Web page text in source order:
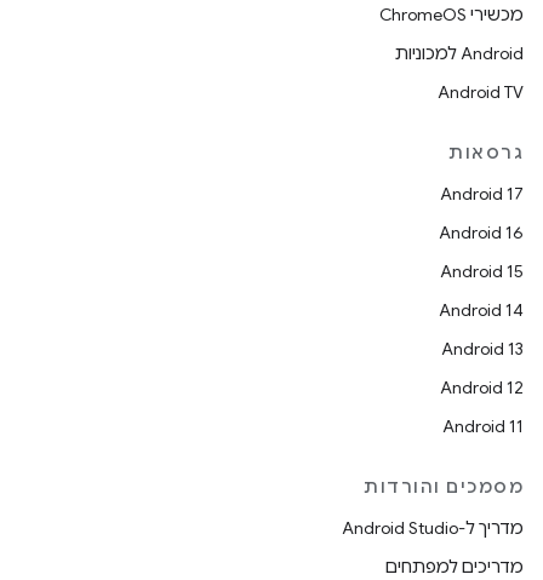
מכשירי ChromeOS
Android למכוניות
Android TV
גרסאות
Android 17
Android 16
Android 15
Android 14
Android 13
Android 12
Android 11
מסמכים והורדות
מדריך ל-Android Studio
מדריכים למפתחים